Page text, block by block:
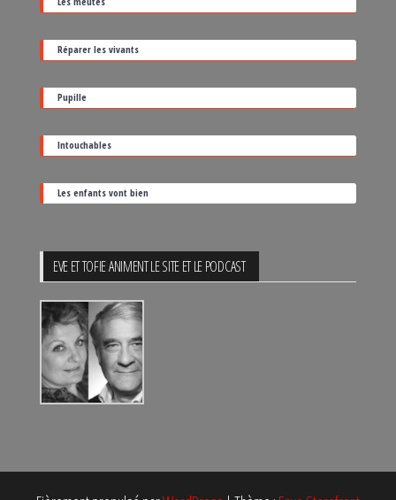
sa
date
de
sortie
Réparer les vivants
Pupille
Intouchables
Les enfants vont bien
EVE ET TOFIE ANIMENT LE SITE ET LE PODCAST